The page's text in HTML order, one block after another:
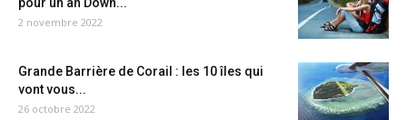
2 novembre 2022
Grande Barrière de Corail : les 10 îles qui
vont vous...
26 octobre 2022